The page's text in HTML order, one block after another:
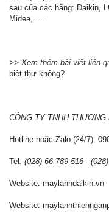
sau của các hãng: Daikin,
Midea,.....
>> Xem thêm bài viết liên
biệt thự không?
CÔNG TY TNHH
Hotline hoặc Zalo (24/7):
Tel : (028) 66 789 516 -
Website: maylanhdaikin.vn
Website: